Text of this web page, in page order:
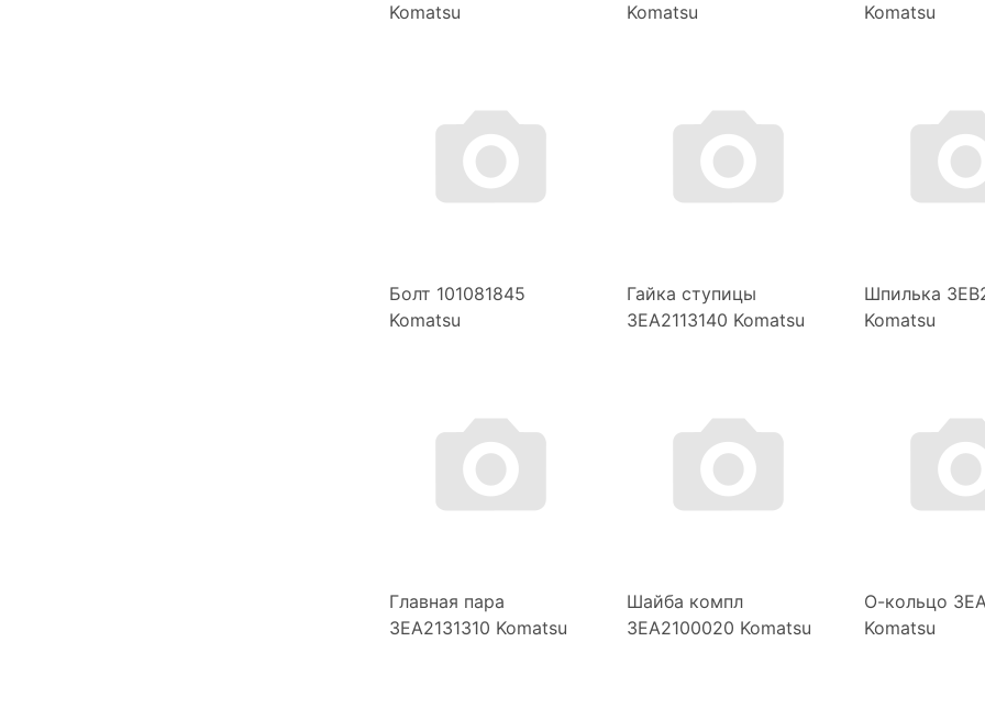
Komatsu
Komatsu
Komatsu
Болт 101081845
Komatsu
Гайка ступицы
3EA2113140 Komatsu
Шпилька
Komatsu
Главная пара
3EA2131310 Komatsu
Шайба компл
3EA2100020 Komatsu
О-кольцо
Komatsu